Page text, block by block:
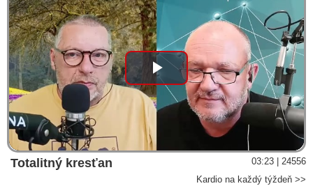
Play
Video
Totalitný kresťan
03:23 | 24556
Kardio na každý týždeň >>